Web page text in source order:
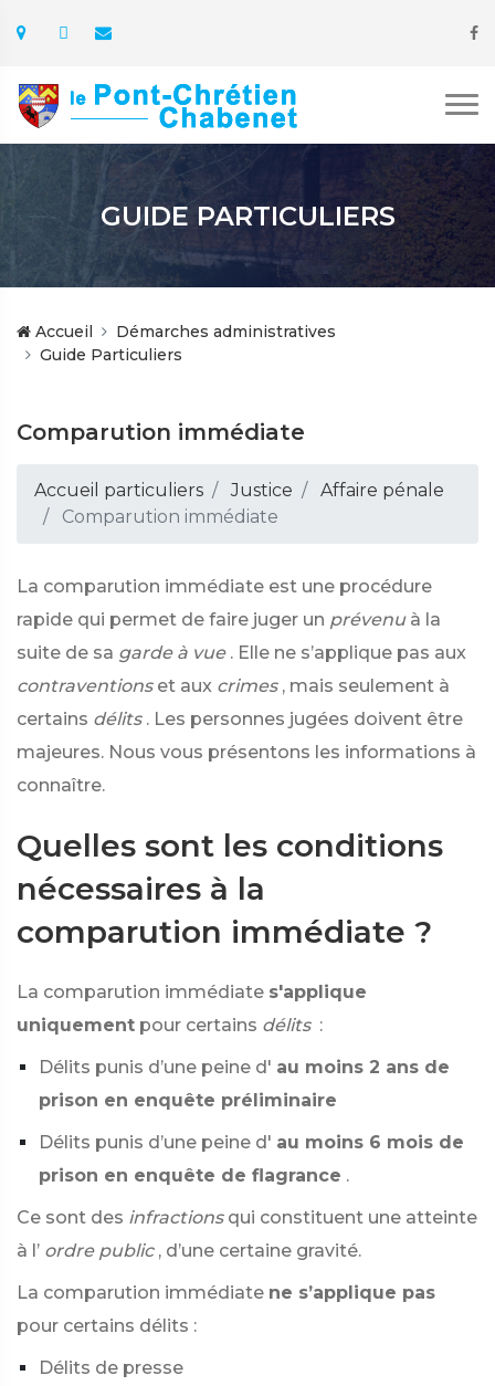
GUIDE PARTICULIERS
Accueil
Démarches administratives
Guide Particuliers
Comparution immédiate
Accueil particuliers Justice
Affaire pénale
Comparution immédiate
La comparution immédiate est une procédure
rapide qui permet de faire juger un prévenu à la
suite de sa garde à vue . Elle ne s’applique pas aux
contraventions et aux crimes , mais seulement à
certains délits . Les personnes jugées doivent être
majeures. Nous vous présentons les informations à
connaître.
Quelles sont les conditions
nécessaires à la
comparution immédiate ?
La comparution immédiate s'applique
uniquement pour certains délits :
Délits punis d’une peine d' au moins 2 ans de
prison en enquête préliminaire
Délits punis d’une peine d' au moins 6 mois de
prison en enquête de flagrance .
Ce sont des infractions qui constituent une atteinte
à l’ ordre public , d’une certaine gravité.
La comparution immédiate ne s’applique pas
pour certains délits :
Délits de presse